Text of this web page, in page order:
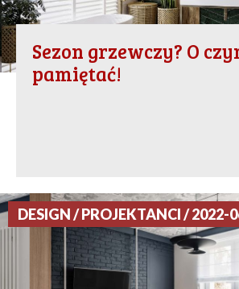
Sezon grzewczy? O
pamiętać!
DESIGN / PROJEKTANCI / 2022-